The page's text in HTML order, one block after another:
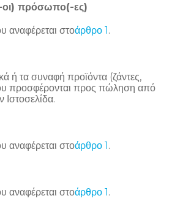
οι) πρόσωπο(-ες)
αναφέρεται στοάρθρο 1.
ή τα συναφή προϊόντα (ζάντες,
προσφέρονται προς πώληση από
αναφέρεται στοάρθρο 1.
αναφέρεται στοάρθρο 1.